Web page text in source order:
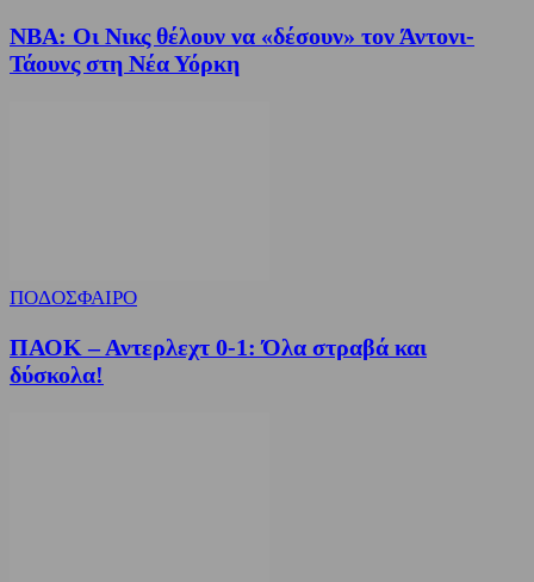
NBA: Οι Νικς θέλουν να «δέσουν» τον Άντονι-
Τάουνς στη Νέα Υόρκη
ΠΟΔΟΣΦΑΙΡΟ
ΠΑΟΚ – Αντερλεχτ 0-1: Όλα στραβά και
δύσκολα!